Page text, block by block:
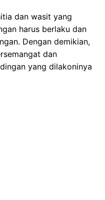
dan wasit yang
harus berlaku dan
Dengan demikian,
dan
yang dilakoninya